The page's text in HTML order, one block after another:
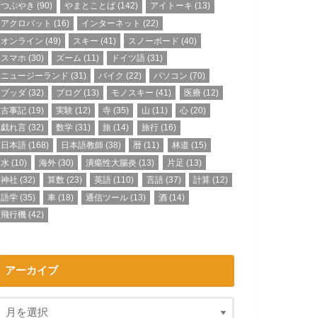
つぶやき (90) やまとことば (142) アイトーキ (13)
アクロバット (16) インターネット (22)
オンライン (49) スキー (41) スノーボード (40)
スマホ (30) ズーム (11) ドイツ語 (31)
ニュージーランド (31) バイク (22) パソコン (70)
ブッダ (32) ブログ (13) モノスキー (41) 医療 (12)
古事記 (19) 実験 (12) 寺 (35) 山 (11) 心(20)
戯れ言 (32) 数学 (31) 旅 (14) 旅行(16)
日本語 (168) 日本語教師 (38) 暦 (11) 林道 (15)
水 (10) 海外 (30) 潰瘍性大腸炎 (13) 片足 (13)
神社 (32) 算数 (23) 英語 (110) 言語 (37) 計算 (12)
語学 (35) 車 (18) 通信ツール (13) 酒(14)
飛行機 (42)
アーカイブ